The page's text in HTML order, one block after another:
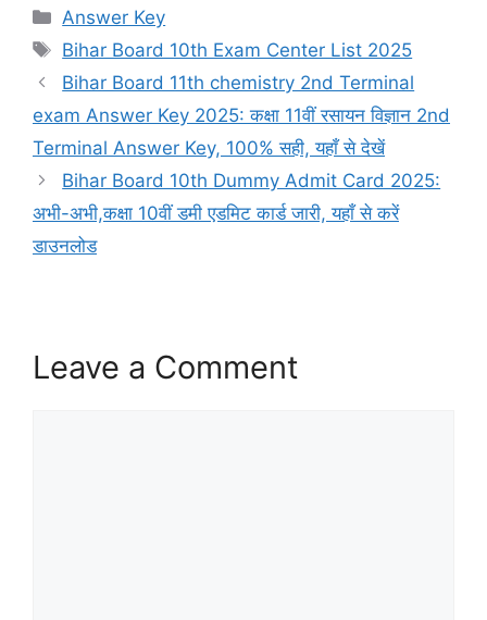
Categories
Answer Key
Tags
Bihar Board 10th Exam Center List 2025
Bihar Board 11th chemistry 2nd Terminal
exam Answer Key 2025: कक्षा 11वीं रसायन विज्ञान 2nd
Terminal Answer Key, 100% सही, यहाँ से देखें
Bihar Board 10th Dummy Admit Card 2025:
अभी-अभी,कक्षा 10वीं डमी एडमिट कार्ड जारी, यहाँ से करें
डाउनलोड
Leave a Comment